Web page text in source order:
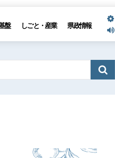
盤 しごと・産業 県政情報